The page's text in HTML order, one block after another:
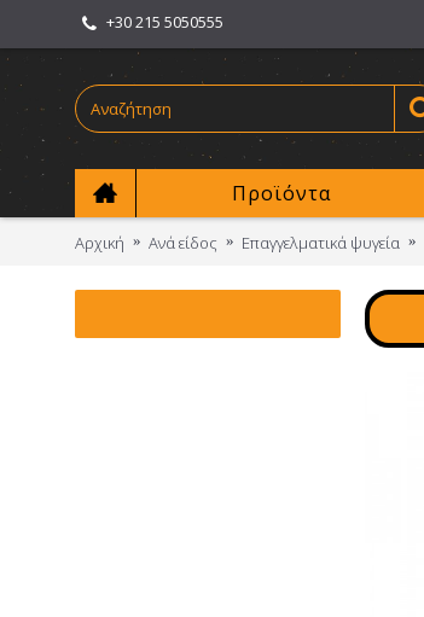
+30 215 5050555
Προϊόντα
Αρχική Ανά είδος Επαγγελματικά ψυγεία